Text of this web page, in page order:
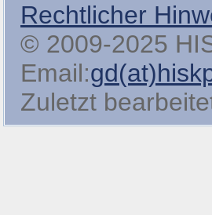
Rechtlicher
© 2009-2025
Email:
Zuletzt